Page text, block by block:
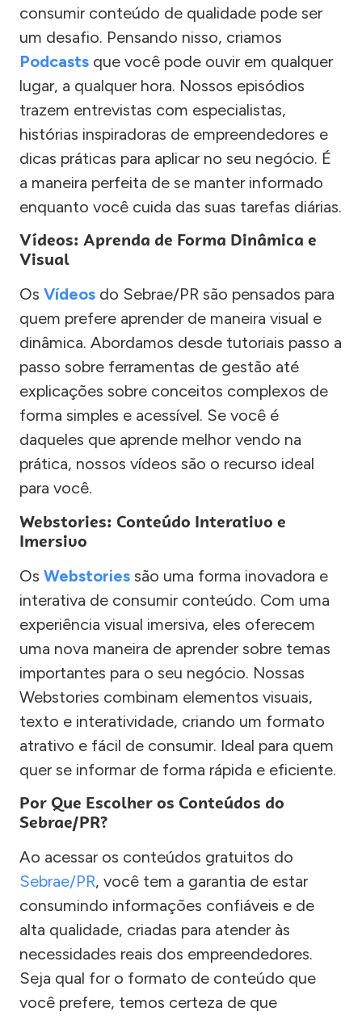
consumir conteúdo de qualidade pode ser
um desafio. Pensando nisso, criamos
Podcasts que você pode ouvir em qualquer
lugar, a qualquer hora. Nossos episódios
trazem entrevistas com especialistas,
histórias inspiradoras de empreendedores e
dicas práticas para aplicar no seu negócio. É
a maneira perfeita de se manter informado
enquanto você cuida das suas tarefas diárias.
Vídeos: Aprenda de Forma Dinâmica e
Visual
Os Vídeos do Sebrae/PR são pensados para
quem prefere aprender de maneira visual e
dinâmica. Abordamos desde tutoriais passo a
passo sobre ferramentas de gestão até
explicações sobre conceitos complexos de
forma simples e acessível. Se você é
daqueles que aprende melhor vendo na
prática, nossos vídeos são o recurso ideal
para você.
Webstories: Conteúdo Interativo e
Imersivo
Os Webstories são uma forma inovadora e
interativa de consumir conteúdo. Com uma
experiência visual imersiva, eles oferecem
uma nova maneira de aprender sobre temas
importantes para o seu negócio. Nossas
Webstories combinam elementos visuais,
texto e interatividade, criando um formato
atrativo e fácil de consumir. Ideal para quem
quer se informar de forma rápida e eficiente.
Por Que Escolher os Conteúdos do
Sebrae/PR?
Ao acessar os conteúdos gratuitos do
Sebrae/PR, você tem a garantia de estar
consumindo informações confiáveis e de
alta qualidade, criadas para atender às
necessidades reais dos empreendedores.
Seja qual for o formato de conteúdo que
você prefere, temos certeza de que